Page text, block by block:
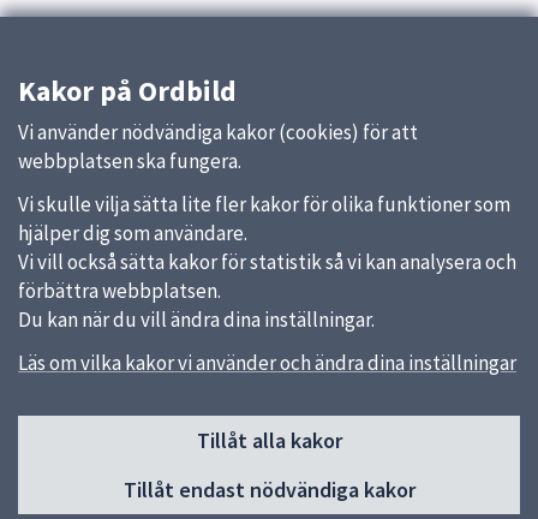
Kakor på Ordbild
Vi använder nödvändiga kakor (cookies) för att
webbplatsen ska fungera.
Vi skulle vilja sätta lite fler kakor för olika funktioner som
hjälper dig som användare.
Vi vill också sätta kakor för statistik så vi kan analysera och
förbättra webbplatsen.
Du kan när du vill ändra dina inställningar.
Läs om vilka kakor vi använder och ändra dina inställningar
Tillåt alla kakor
Tillåt endast nödvändiga kakor
Sidfot